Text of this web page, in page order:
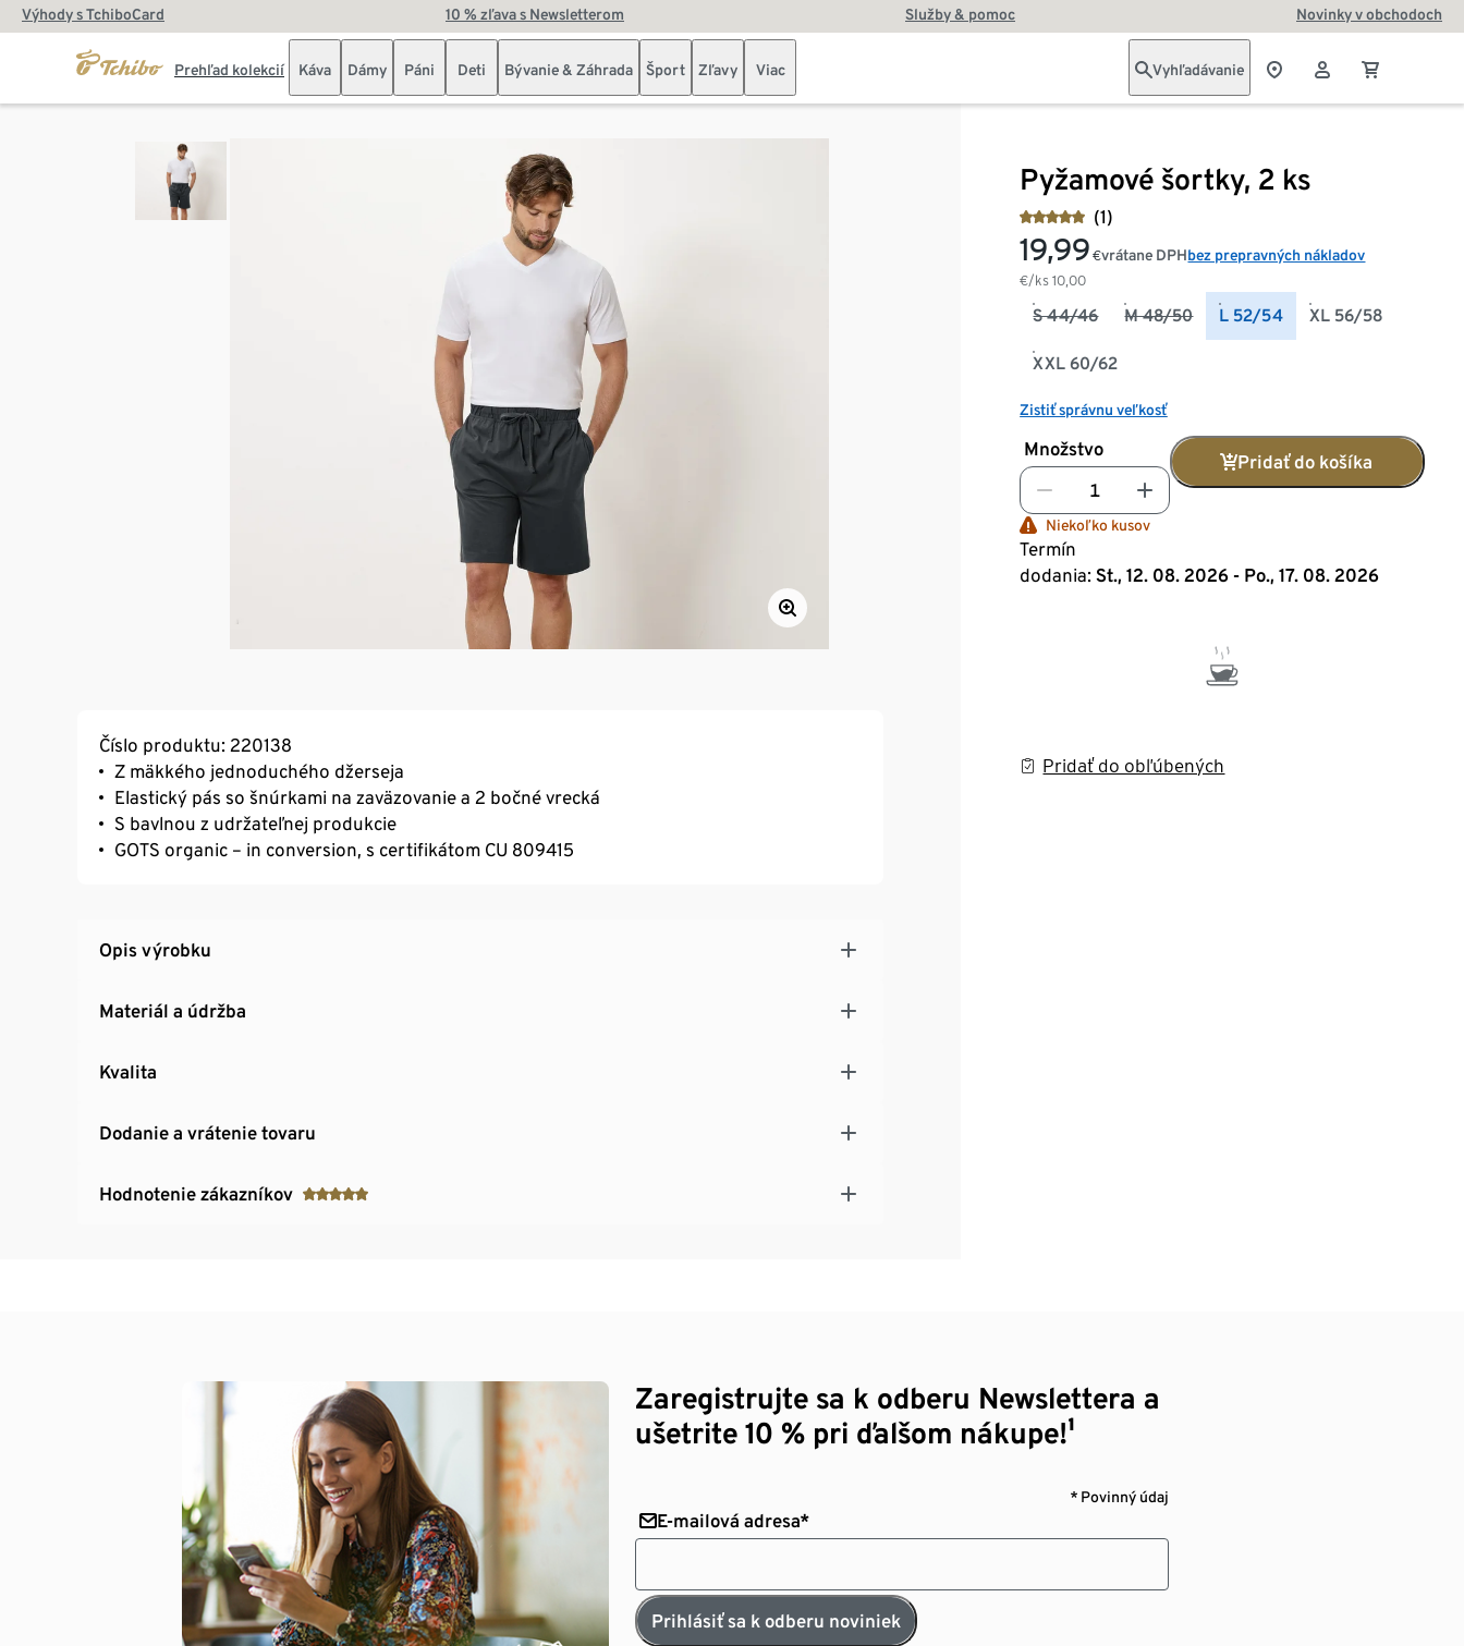
Výhody s TchiboCard 10 % zľava s Newsletterom Služby & pomoc Novinky v obchodoch
Prehľad kolekcií Káva Dámy Páni Deti Bývanie & Záhrada Šport Zľavy Viac Vyhľadávanie
Pyžamové šortky, 2 ks
(1)
19,99 €
€/ks10,00
vrátane DPHbez prepravných nákladov
S 44/46 M 48/50 L 52/54 XL 56/58
XXL 60/62
Zistiť správnu veľkosť
Množstvo
Pridať do košíka
Niekoľko kusov
Termín
dodania: St., 12. 08. 2026 - Po., 17. 08. 2026
Pridať do obľúbených
Číslo produktu: 220138
Z mäkkého jednoduchého džerseja
Elastický pás so šnúrkami na zaväzovanie a 2 bočné vrecká
S bavlnou z udržateľnej produkcie
GOTS organic – in conversion, s certifikátom CU 809415
Opis výrobku
Materiál a údržba
Kvalita
Dodanie a vrátenie tovaru
Hodnotenie zákazníkov
Zaregistrujte sa k odberu Newslettera a
ušetrite 10 % pri ďalšom nákupe!¹
* Povinný údaj
E-mailová adresa*
Prihlásiť sa k odberu noviniek